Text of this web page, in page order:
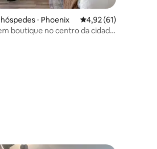
de 5, 322 avaliações
⋅ Phoenix 4,92 de uma
4,92 (61)
boutique no centro da cidade